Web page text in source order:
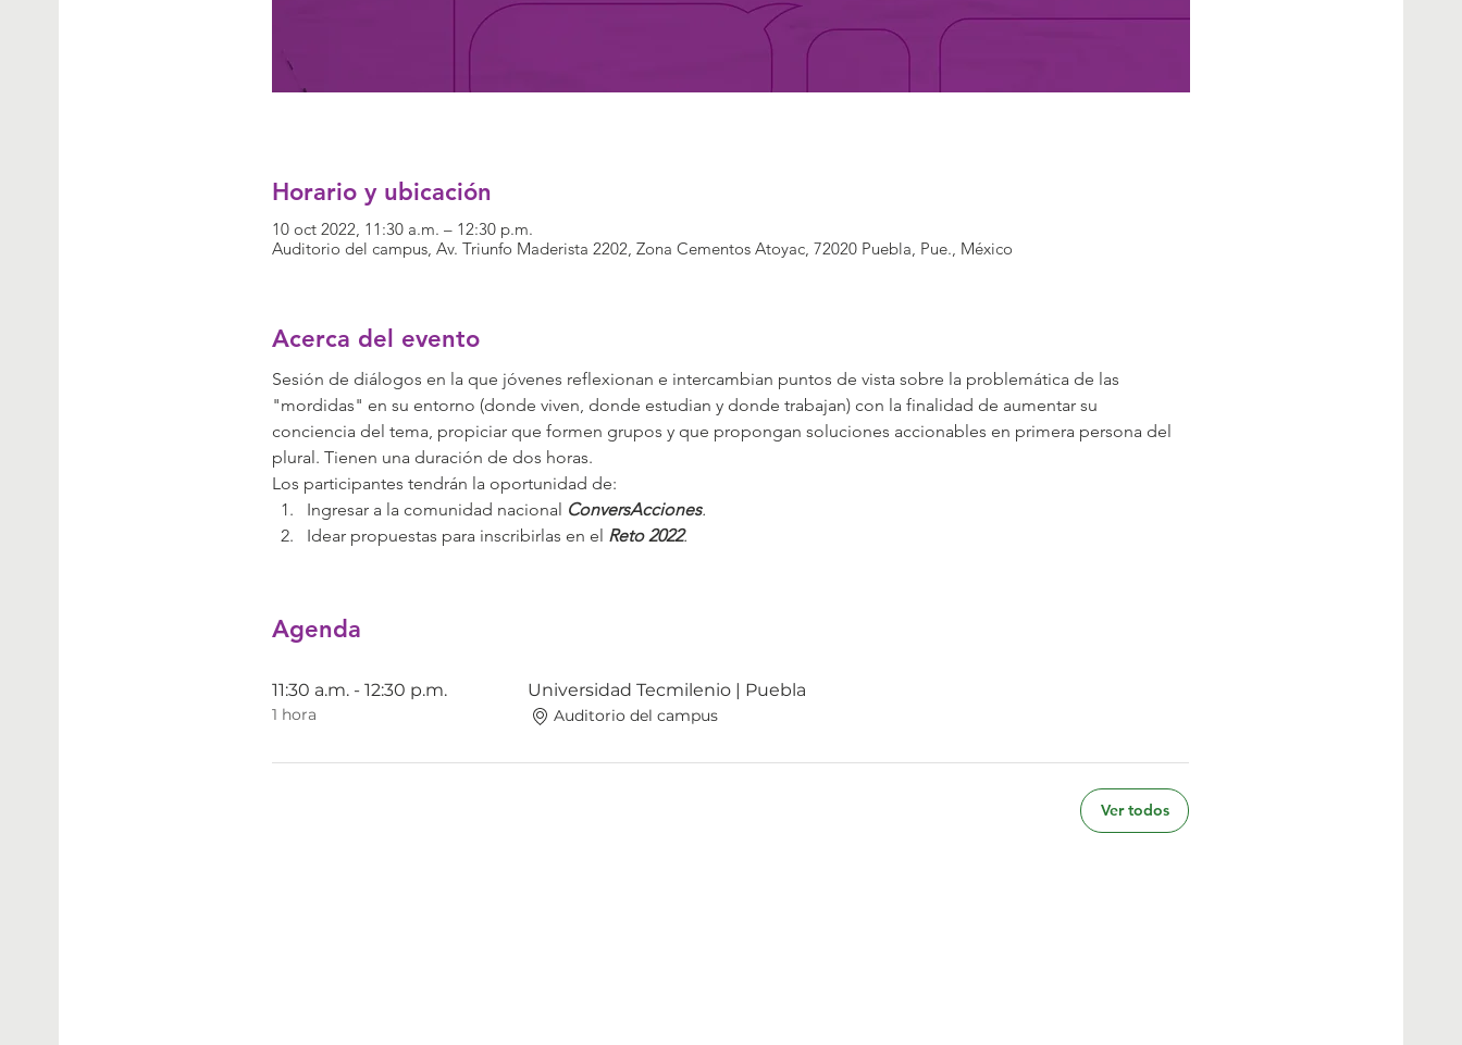
Horario y ubicación
10 oct 2022, 11:30 a.m. – 12:30 p.m.
Auditorio del campus, Av. Triunfo Maderista 2202, Zona Cementos Atoyac, 72020 Puebla, Pue., México
Acerca del evento
Sesión de diálogos en la que jóvenes reflexionan e intercambian puntos de vista sobre la problemática de las
"mordidas" en su entorno (donde viven, donde estudian y donde trabajan) con la finalidad de aumentar su
conciencia del tema, propiciar que formen grupos y que propongan soluciones accionables en primera persona del
plural. Tienen una duración de dos horas.
Los participantes tendrán la oportunidad de:
Ingresar a la comunidad nacional ConversAcciones.
Idear propuestas para inscribirlas en el Reto 2022.
Agenda
11:30 a.m. - 12:30 p.m.
1 hora
Universidad Tecmilenio | Puebla
Auditorio del campus
Ver todos